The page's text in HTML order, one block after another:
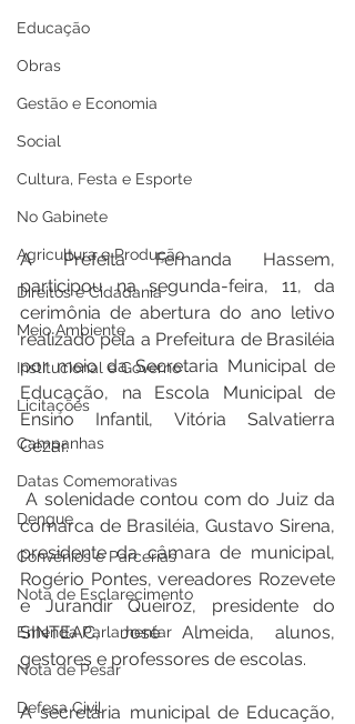
Educação
Obras
Gestão e Economia
Social
Cultura, Festa e Esporte
No Gabinete
Agricultura e Produção
Direitos e Cidadania
Meio Ambiente
Institucional e Governo
Licitações
Campanhas
Datas Comemorativas
Dengue
Convênios e Parcerias
Nota de Esclarecimento
Emenda Parlamentar
Nota de Pesar
Defesa Civil
A Prefeita Fernanda Hassem,
participou na segunda-feira, 11, da
cerimônia de abertura do ano letivo
realizado pela a Prefeitura de Brasiléia
por meio da Secretaria Municipal de
Educação, na Escola Municipal de
Ensino Infantil, Vitória Salvatierra
Cézar.
A solenidade contou com do Juiz da
comarca de Brasiléia, Gustavo Sirena,
presidente da câmara de municipal,
Rogério Pontes, vereadores Rozevete
e Jurandir Queiroz, presidente do
SINTEAC, José Almeida, alunos,
gestores e professores de escolas.
A secretária municipal de Educação,